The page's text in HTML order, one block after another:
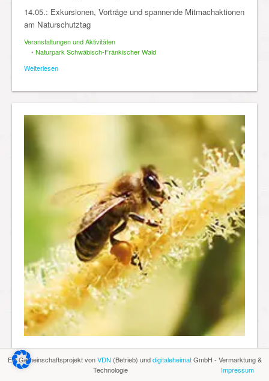
14.05.: Exkursionen, Vorträge und spannende Mitmachaktionen
am Naturschutztag
Veranstaltungen und Aktivitäten
• Naturpark Schwäbisch-Fränkischer Wald
Weiterlesen
Honiggewinnung und Bienenhaltung in der Antike
14.05.: Mit Naturparkführerin Michaela Köhler zum
Ein Gemeinschaftsprojekt vonVDN(Betrieb) unddigitaleheimatGmbH - Vermarktung &
Technologie
Impressum